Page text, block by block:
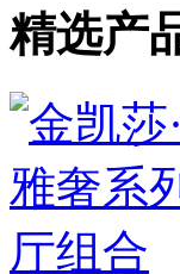
精选产